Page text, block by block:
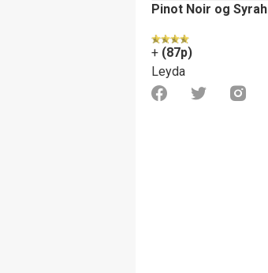
Pinot Noir og Syrah
+ (87p)
Leyda